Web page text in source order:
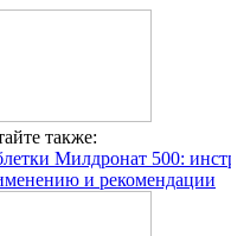
также:
Милдронат 500:
и рекомендации